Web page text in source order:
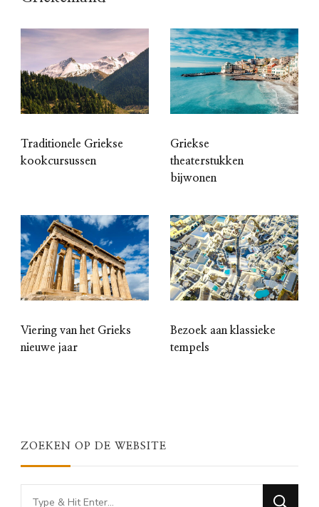
Traditionele Griekse
kookcursussen
Griekse
theaterstukken
bijwonen
Viering van het Grieks
nieuwe jaar
Bezoek aan klassieke
tempels
ZOEKEN OP DE WEBSITE
Looking